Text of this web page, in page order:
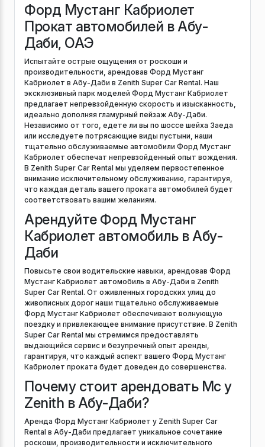
Форд Мустанг Кабриолет
Прокат автомобилей в Абу-
Даби, ОАЭ
Испытайте острые ощущения от роскоши и
производительности, арендовав Форд Мустанг
Кабриолет в Абу-Даби в Zenith Super Car Rental. Наш
эксклюзивный парк моделей Форд Мустанг Кабриолет
предлагает непревзойденную скорость и изысканность,
идеально дополняя гламурный пейзаж Абу-Даби.
Независимо от того, едете ли вы по шоссе шейха Заеда
или исследуете потрясающие виды пустыни, наши
тщательно обслуживаемые автомобили Форд Мустанг
Кабриолет обеспечат непревзойденный опыт вождения.
В Zenith Super Car Rental мы уделяем первостепенное
внимание исключительному обслуживанию, гарантируя,
что каждая деталь вашего проката автомобилей будет
соответствовать вашим желаниям.
Арендуйте Форд Мустанг
Кабриолет автомобиль в Абу-
Даби
Повысьте свои водительские навыки, арендовав Форд
Мустанг Кабриолет автомобиль в Абу-Даби в Zenith
Super Car Rental. От оживленных городских улиц до
живописных дорог наши тщательно обслуживаемые
Форд Мустанг Кабриолет обеспечивают волнующую
поездку и привлекающее внимание присутствие. В Zenith
Super Car Rental мы стремимся предоставлять
выдающийся сервис и безупречный опыт аренды,
гарантируя, что каждый аспект вашего Форд Мустанг
Кабриолет проката будет доведен до совершенства.
Почему стоит арендовать Mc у
Zenith в Абу-Даби?
Аренда Форд Мустанг Кабриолет у Zenith Super Car
Rental в Абу-Даби предлагает уникальное сочетание
роскоши, производительности и исключительного